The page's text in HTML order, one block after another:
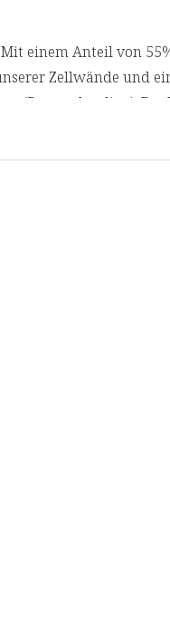
Mit einem Anteil von
Zellwände und
(Prostaglandine). Da
den Hauptwirkstoffen
schützt das im
bei, was